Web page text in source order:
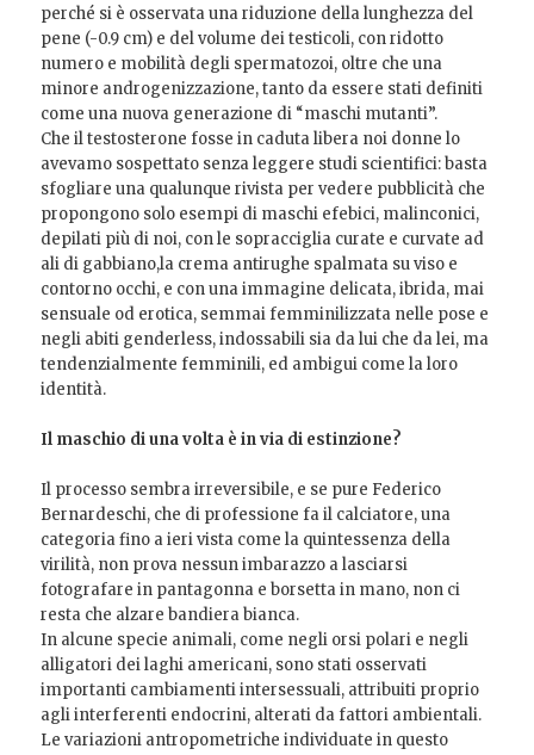
perché si è osservata una riduzione della lunghezza del
pene (-0.9 cm) e del volume dei testicoli, con ridotto
numero e mobilità degli spermatozoi, oltre che una
minore androgenizzazione, tanto da essere stati definiti
come una nuova generazione di “maschi mutanti”.
Che il testosterone fosse in caduta libera noi donne lo
avevamo sospettato senza leggere studi scientifici: basta
sfogliare una qualunque rivista per vedere pubblicità che
propongono solo esempi di maschi efebici, malinconici,
depilati più di noi, con le sopracciglia curate e curvate ad
ali di gabbiano,la crema antirughe spalmata su viso e
contorno occhi, e con una immagine delicata, ibrida, mai
sensuale od erotica, semmai femminilizzata nelle pose e
negli abiti genderless, indossabili sia da lui che da lei, ma
tendenzialmente femminili, ed ambigui come la loro
identità.
Il maschio di una volta è in via di estinzione?
Il processo sembra irreversibile, e se pure Federico
Bernardeschi, che di professione fa il calciatore, una
categoria fino a ieri vista come la quintessenza della
virilità, non prova nessun imbarazzo a lasciarsi
fotografare in pantagonna e borsetta in mano, non ci
resta che alzare bandiera bianca.
In alcune specie animali, come negli orsi polari e negli
alligatori dei laghi americani, sono stati osservati
importanti cambiamenti intersessuali, attribuiti proprio
agli interferenti endocrini, alterati da fattori ambientali.
Le variazioni antropometriche individuate in questo